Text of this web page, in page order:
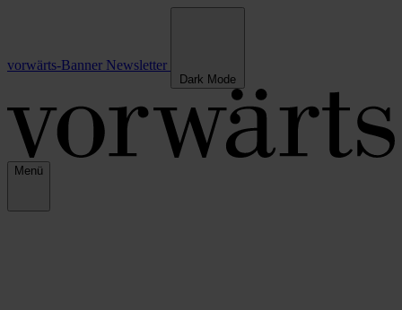
vorwärts-Banner Newsletter
Dark Mode
Menü